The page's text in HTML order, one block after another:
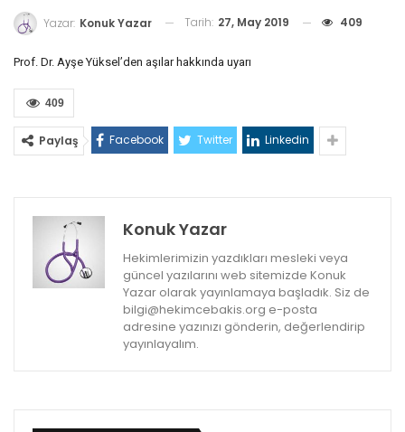
Yazar: Konuk Yazar Tarih: 27, May 2019 409
Prof. Dr. Ayşe Yüksel’den aşılar hakkında uyarı
409
Paylaş Facebook Twitter Linkedin
Konuk Yazar
Hekimlerimizin yazdıkları mesleki veya
güncel yazılarını web sitemizde Konuk
Yazar olarak yayınlamaya başladık. Siz de
bilgi@hekimcebakis.org e-posta
adresine yazınızı gönderin, değerlendirip
yayınlayalım.